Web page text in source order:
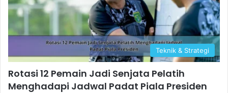
Teknik & Strategi
Rotasi 12 Pemain Jadi Senjata Pelatih
Menghadapi Jadwal Padat Piala Presiden